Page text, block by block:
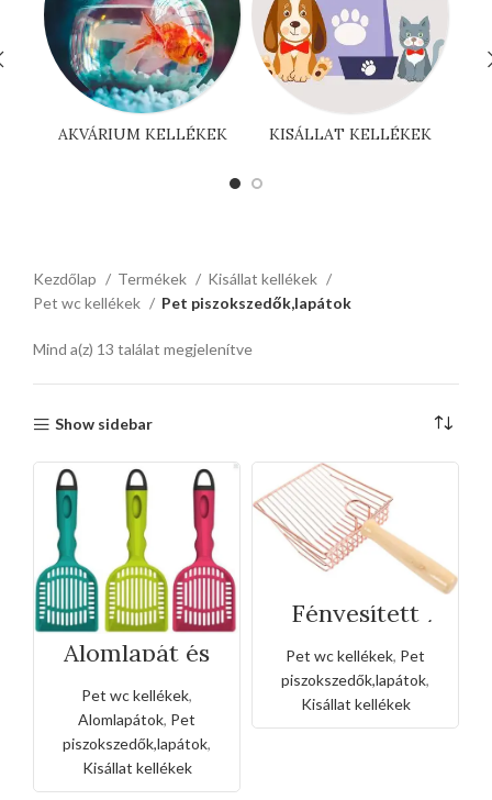
AKVÁRIUM KELLÉKEK KISÁLLAT KELLÉKEK
Kezdőlap Termékek
Kisállat kellékek
Pet wc kellékek
Pet piszokszedők,lapátok
Mind a(z) 13 találat megjelenítve
Show sidebar
Alomlapát és
WC zacsi
készlet
Pet wc kellékek,
Alomlapátok, Pet
piszokszedők,lapátok,
Kisállat kellékek
Fényesített
ezüst alomlapát
fa fogantyúval
Pet wc kellékek, Pet
piszokszedők,lapátok,
Kisállat kellékek